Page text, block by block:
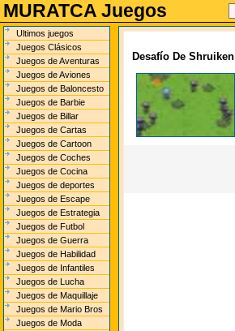
MURATCA Juegos
Ultimos juegos
Juegos Clásicos
Juegos de Aventuras
Juegos de Aviones
Juegos de Baloncesto
Juegos de Barbie
Juegos de Billar
Juegos de Cartas
Juegos de Cartoon
Juegos de Coches
Juegos de Cocina
Juegos de deportes
Juegos de Escape
Juegos de Estrategia
Juegos de Futbol
Juegos de Guerra
Juegos de Habilidad
Juegos de Infantiles
Juegos de Lucha
Juegos de Maquillaje
Juegos de Mario Bros
Juegos de Moda
Desafío De Shruiken